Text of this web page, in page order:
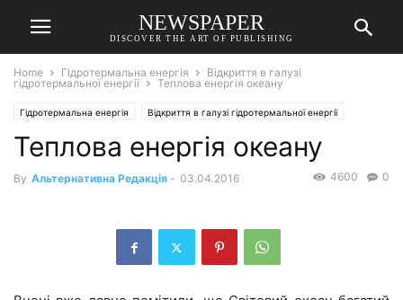
NEWSPAPER
DISCOVER THE ART OF PUBLISHING
Home Гідротермальна енергія
Відкриття в галузі
гідротермальної енергії
Теплова енергія океану
Гідротермальна енергія Відкриття в галузі гідротермальної енергії
Теплова енергія океану
By Альтернативна Редакція - 03.04.2016 0
4600